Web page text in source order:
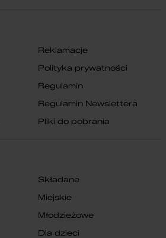
Reklamacje
Polityka prywatności
Regulamin
Regulamin Newslettera
Pliki do pobrania
Składane
Miejskie
Młodzieżowe
Dla dzieci